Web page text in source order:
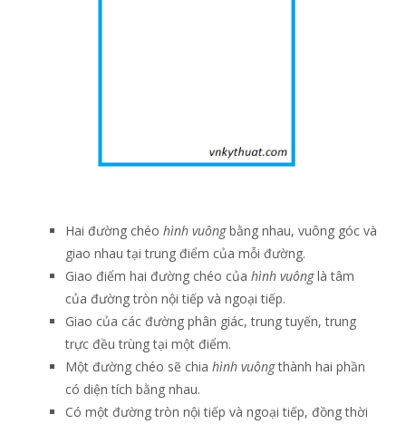
Hai đường chéo hình vuôngbằng nhau, vuông góc và
giao nhau tại trung điểm của mỗi đường.
Giao điểm hai đường chéo của hình vuônglà tâm
của đường tròn nội tiếp và ngoại tiếp.
Giao của các đường phân giác, trung tuyến, trung
trực đều trùng tại một điểm.
Một đường chéo sẽ chia hình vuôngthành hai phần
có diện tích bằng nhau.
Có một đường tròn nội tiếp và ngoại tiếp, đồng thời